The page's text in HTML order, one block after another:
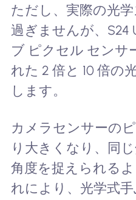
ただし、実際の光
過ぎませんが、S24
ブ ピクセル センサ
れた 2 倍と 10 倍の
します。
カメラセンサーの
り大きくなり、同
角度を捉えられる
れにより、光学式